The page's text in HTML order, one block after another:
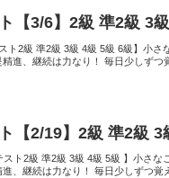
【3/6】2級 準2級 3
ト2級 準2級 3級 4級 5級 6級】小
進、継続は力なり！ 毎日少しずつ
【2/19】2級 準2級 3
スト2級 準2級 3級 4級 5級 】小さ
、継続は力なり！ 毎日少しずつ